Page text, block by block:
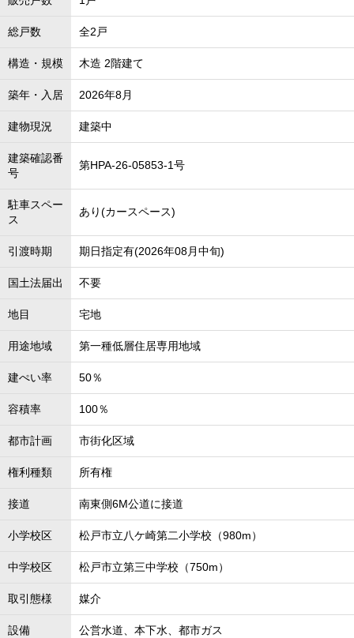
総戸数 全2戸
構造・規模 木造 2階建て
築年・入居 2026年8月
建物現況 建築中
建築確認番
号
第HPA-26-05853-1号
駐車スペー
ス
あり(カースペース)
引渡時期 期日指定有(2026年08月中旬)
国土法届出 不要
地目 宅地
用途地域 第一種低層住居専用地域
建ぺい率 50％
容積率 100％
都市計画 市街化区域
権利種類 所有権
接道 南東側6M公道に接道
小学校区 松戸市立八ケ崎第二小学校（980m）
中学校区 松戸市立第三中学校（750m）
取引態様 媒介
設備 公営水道、本下水、都市ガス